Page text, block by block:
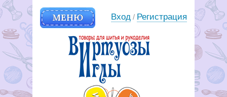
МЕНЮ Вход / Регистрация